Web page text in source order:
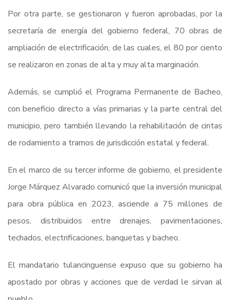
Por otra parte, se gestionaron y fueron aprobadas, por la
secretaría de energía del gobierno federal, 70 obras de
ampliación de electrificación, de las cuales, el 80 por ciento
se realizaron en zonas de alta y muy alta marginación.
Además, se cumplió el Programa Permanente de Bacheo,
con beneficio directo a vías primarias y la parte central del
municipio, pero también llevando la rehabilitación de cintas
de rodamiento a tramos de jurisdicción estatal y federal.
En el marco de su tercer informe de gobierno, el presidente
Jorge Márquez Alvarado comunicó que la inversión municipal
para obra pública en 2023, asciende a 75 millones de
pesos, distribuidos entre drenajes, pavimentaciones,
techados, electrificaciones, banquetas y bacheo.
El mandatario tulancinguense expuso que su gobierno ha
apostado por obras y acciones que de verdad le sirvan al